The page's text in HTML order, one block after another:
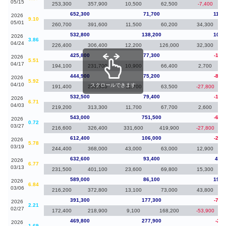
05/15
253,300
357,900 10,500 62,500 -7,400
2026
05/01
9.10
652,300 71,700
260,700
391,600 11,500 60,200 34,300
2026
04/24
3.86
532,800 138,200
226,400
306,400 12,200 126,000 32,300
2026
04/17
5.51
425,800 77,300
-
194,100
231,700 10,900 66,400 2,700
2026
04/10
5.92
444,900 75,200
-
191,400
253,500 11,700 63,500 -27,800
2026
04/03
6.71
532,500 79,400
-
219,200
313,300 11,700 67,700 2,600
2026
03/27
0.72
543,000 751,500
-
216,600
326,400 331,600 419,900 -27,800
2026
03/19
5.78
612,400 106,000
-
244,400
368,000 43,000 63,000 12,900
2026
03/13
6.77
632,600 93,400
231,500
401,100 23,600 69,800 15,300
2026
03/06
6.84
589,000 86,100
216,200
372,800 13,100 73,000 43,800
2026
02/27
2.21
391,300 177,300
-
172,400
218,900 9,100 168,200 -53,900
2026 469,800 277,900 -
スクロールできます